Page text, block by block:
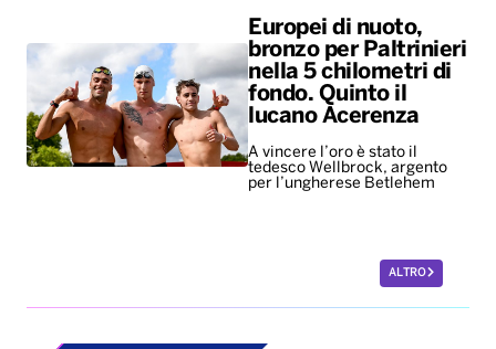
Europei di nuoto,
bronzo per Paltrinieri
nella 5 chilometri di
fondo. Quinto il
lucano Acerenza
A vincere l’oro è stato il
tedesco Wellbrock, argento
per l’ungherese Betlehem
ALTRO